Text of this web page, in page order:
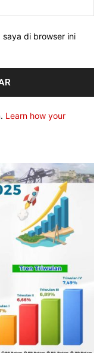
saya di browser ini
Learn how your